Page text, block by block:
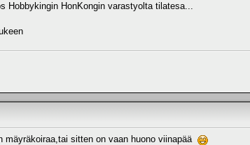
HonKongin varastyolta tilatesa...
sitten on vaan huono viinapää